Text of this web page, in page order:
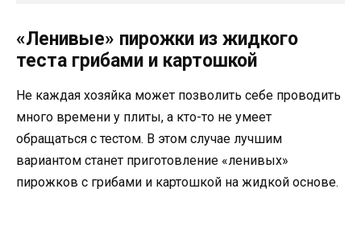
«Ленивые» пирожки из жидкого
теста грибами и картошкой
Не каждая хозяйка может позволить себе проводить
много времени у плиты, а кто-то не умеет
обращаться с тестом. В этом случае лучшим
вариантом станет приготовление «ленивых»
пирожков с грибами и картошкой на жидкой основе.